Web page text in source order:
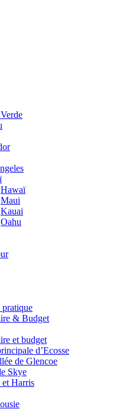
Hawaï
Maui
Kauai
Oahu
& Budget
et budget
d’Ecosse
de Glencoe
Skye
Harris